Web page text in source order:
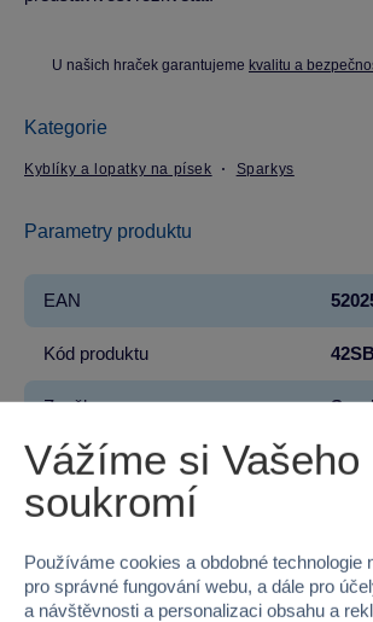
U našich hraček garantujeme kvalitu a
Kategorie
Kyblíky a lopatky na písek Sparkys
Parametry produktu
EAN
Kód produktu
Značka
Licence SEGA
Řada
Věk od 18
Vážíme si Vašeho
soukromí
Používáme cookies a obdobné technologie
pro správné fungování webu, a dále pro
a návštěvnosti a personalizaci obsahu a